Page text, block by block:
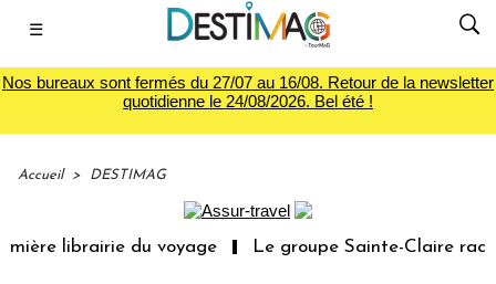
☰
Nos bureaux sont fermés du 27/07 au 16/08. Retour de la newsletter
quotidienne le 24/08/2026. Bel été !
Accueil > DESTIMAG
librairie du voyage Le groupe Sainte-Claire